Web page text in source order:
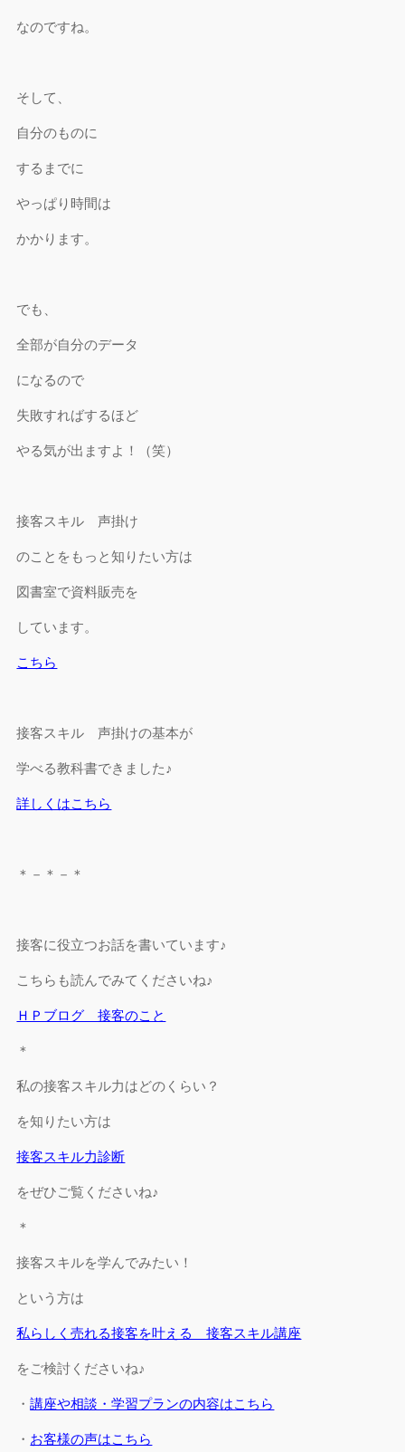
なのですね。
そして、
自分のものに
するまでに
やっぱり時間は
かかります。
でも、
全部が自分のデータ
になるので
失敗すればするほど
やる気が出ますよ！（笑）
接客スキル 声掛け
のことをもっと知りたい方は
図書室で資料販売を
しています。
こちら
接客スキル 声掛けの基本が
学べる教科書できました♪
詳しくはこちら
＊－＊－＊
接客に役立つお話を書いています♪
こちらも読んでみてくださいね♪
ＨＰブログ 接客のこと
＊
私の接客スキル力はどのくらい？
を知りたい方は
接客スキル力診断
をぜひご覧くださいね♪
＊
接客スキルを学んでみたい！
という方は
私らしく売れる接客を叶える 接客スキル講座
をご検討くださいね♪
・講座や相談・学習プランの内容はこちら
・ お客様の声はこちら